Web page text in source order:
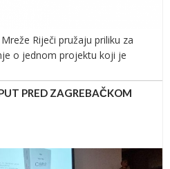
Riječi pružaju priliku za
o jednom projektu koji je
PRED ZAGREBAČKOM